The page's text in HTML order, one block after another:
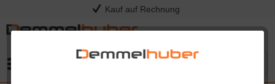
Kauf auf Rechnung